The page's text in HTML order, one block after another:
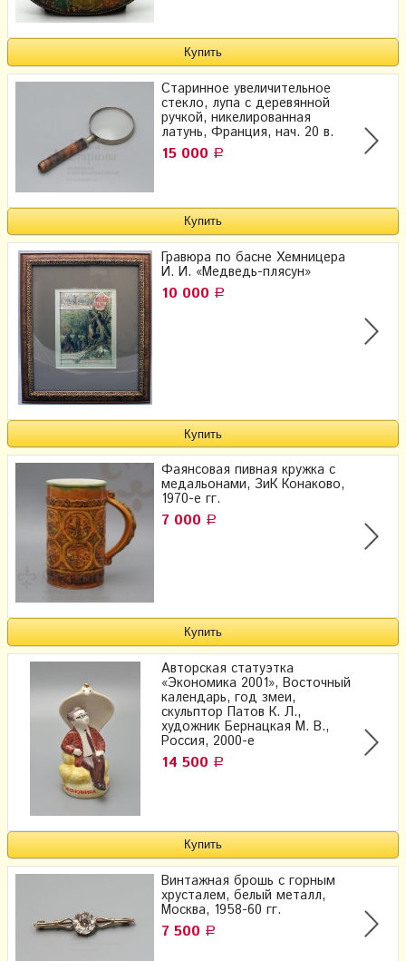
Старинное увеличительное
стекло, лупа с деревянной
ручкой, никелированная
латунь, Франция, нач. 20 в.
15 000 Р
Гравюра по басне Хемницера
И. И. «Медведь-плясун»
10 000 Р
Фаянсовая пивная кружка с
медальонами, ЗиК Конаково,
1970-е гг.
7 000 Р
Авторская статуэтка
«Экономика 2001», Восточный
календарь, год змеи,
скульптор Патов К. Л.,
художник Бернацкая М. В.,
Россия, 2000-е
14 500 Р
Винтажная брошь с горным
хрусталем, белый металл,
Москва, 1958-60 гг.
7 500 Р